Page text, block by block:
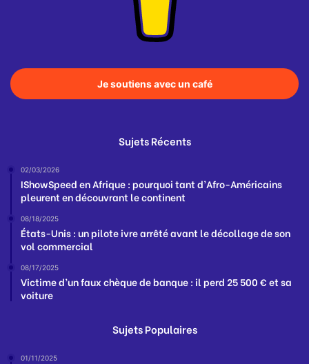
Je soutiens avec un café
Sujets Récents
02/03/2026
IShowSpeed en Afrique : pourquoi tant d’Afro-Américains
pleurent en découvrant le continent
08/18/2025
États-Unis : un pilote ivre arrêté avant le décollage de son
vol commercial
08/17/2025
Victime d’un faux chèque de banque : il perd 25 500 € et sa
voiture
Sujets Populaires
01/11/2025